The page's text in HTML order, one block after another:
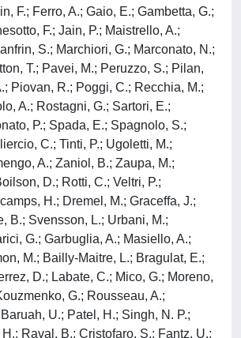
F.; Ferro, A.; Gaio, E.; Gambetta, G.;
F.; Jain, P.; Maistrello, A.;
S.; Marchiori, G.; Marconato, N.;
T.; Pavei, M.; Peruzzo, S.; Pilan,
Piovan, R.; Poggi, C.; Recchia, M.;
A.; Rostagni, G.; Sartori, E.;
P.; Spada, E.; Spagnolo, S.;
C.; Tinti, P.; Ugoletti, M.;
A.; Zaniol, B.; Zaupa, M.;
D.; Rotti, C.; Veltri, P.;
H.; Dremel, M.; Graceffa, J.;
B.; Svensson, L.; Urbani, M.;
G.; Garbuglia, A.; Masiello, A.;
M.; Bailly-Maitre, L.; Bragulat, E.;
D.; Labate, C.; Mico, G.; Moreno,
G.; Rousseau, A.;
U.; Patel, H.; Singh, N. P.;
Raval, B.; Cristofaro, S.; Fantz, U.;